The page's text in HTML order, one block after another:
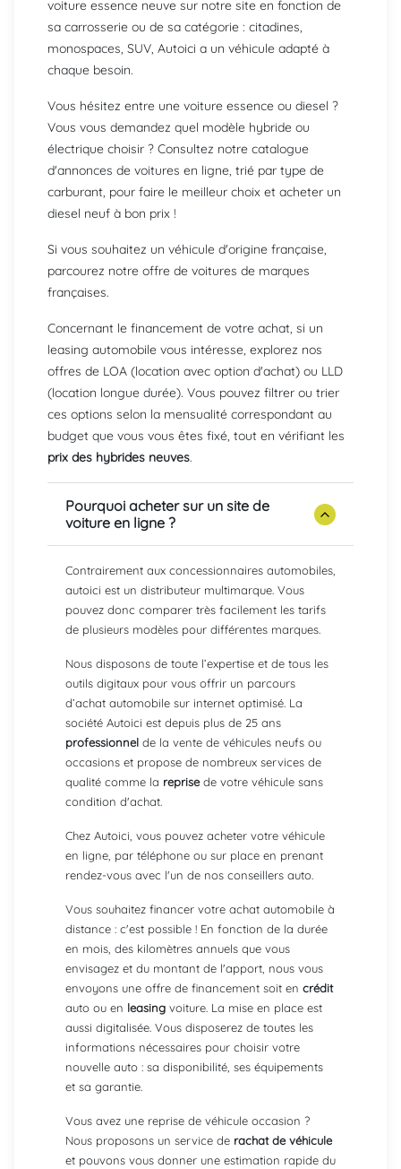
voiture essence neuve sur notre site en fonction de
sa carrosserie ou de sa catégorie : citadines,
monospaces, SUV, Autoici a un véhicule adapté à
chaque besoin.
Vous hésitez entre une voiture essence ou diesel ?
Vous vous demandez quel modèle hybride ou
électrique choisir ? Consultez notre catalogue
d'annonces de voitures en ligne, trié par type de
carburant, pour faire le meilleur choix et acheter un
diesel neuf à bon prix !
Si vous souhaitez un véhicule d'origine française,
parcourez notre offre de voitures de marques
françaises.
Concernant le financement de votre achat, si un
leasing automobile vous intéresse, explorez nos
offres de LOA (location avec option d'achat) ou LLD
(location longue durée). Vous pouvez filtrer ou trier
ces options selon la mensualité correspondant au
budget que vous vous êtes fixé, tout en vérifiant les
prix des hybrides neuves.
Pourquoi acheter sur un site de
voiture en ligne ?
Contrairement aux concessionnaires automobiles,
autoici est un distributeur multimarque. Vous
pouvez donc comparer très facilement les tarifs
de plusieurs modèles pour différentes marques.
Nous disposons de toute l’expertise et de tous les
outils digitaux pour vous offrir un parcours
d’achat automobile sur internet optimisé. La
société Autoici est depuis plus de 25 ans
professionnel de la vente de véhicules neufs ou
occasions et propose de nombreux services de
qualité comme la reprisede votre véhicule sans
condition d'achat.
Chez Autoici, vous pouvez acheter votre véhicule
en ligne, par téléphone ou sur place en prenant
rendez-vous avec l'un de nos conseillers auto.
Vous souhaitez financer votre achat automobile à
distance : c'est possible ! En fonction de la durée
en mois, des kilomètres annuels que vous
envisagez et du montant de l'apport, nous vous
envoyons une offre de financement soit en crédit
auto ou en leasing voiture. La mise en place est
aussi digitalisée. Vous disposerez de toutes les
informations nécessaires pour choisir votre
nouvelle auto : sa disponibilité, ses équipements
et sa garantie.
Vous avez une reprise de véhicule occasion ?
Nous proposons un service de rachat de véhicule
et pouvons vous donner une estimation rapide du